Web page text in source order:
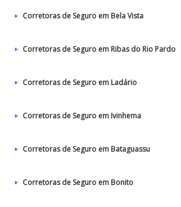
Corretoras de Seguro em Bela Vista
Corretoras de Seguro em Ribas do Rio Pardo
Corretoras de Seguro em Ladário
Corretoras de Seguro em Ivinhema
Corretoras de Seguro em Bataguassu
Corretoras de Seguro em Bonito